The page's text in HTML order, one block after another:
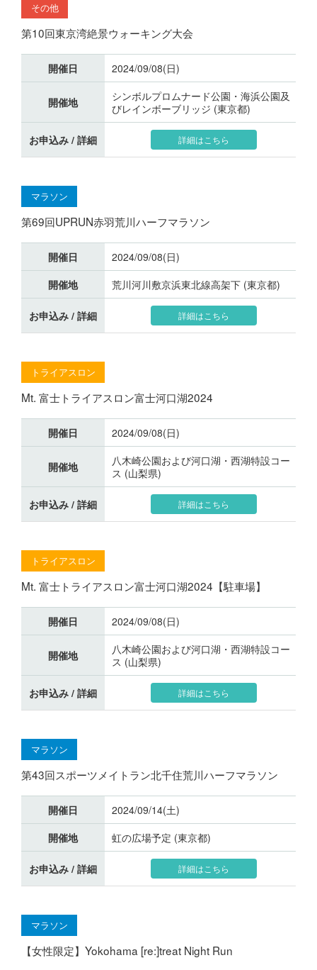
その他
第10回東京湾絶景ウォーキング大会
開催日 2024/09/08(日)
開催地
シンボルプロムナード公園・海浜公園及
びレインボーブリッジ (東京都)
お申込み / 詳細 詳細はこちら
マラソン
第69回UPRUN赤羽荒川ハーフマラソン
開催日
2024/09/08(日)
開催地
荒川河川敷京浜東北線高架下 (東京都)
お申込み / 詳細 詳細はこちら
トライアスロン
Mt. 富士トライアスロン富士河口湖2024
開催日 2024/09/08(日)
開催地
八木崎公園および河口湖・西湖特設コー
ス (山梨県)
お申込み / 詳細 詳細はこちら
トライアスロン
Mt. 富士トライアスロン富士河口湖2024【駐車場】
開催日 2024/09/08(日)
開催地
八木崎公園および河口湖・西湖特設コー
ス (山梨県)
お申込み / 詳細 詳細はこちら
マラソン
第43回スポーツメイトラン北千住荒川ハーフマラソン
開催日
2024/09/14(土)
開催地
虹の広場予定 (東京都)
お申込み / 詳細 詳細はこちら
マラソン
【女性限定】Yokohama [re:]treat Night Run